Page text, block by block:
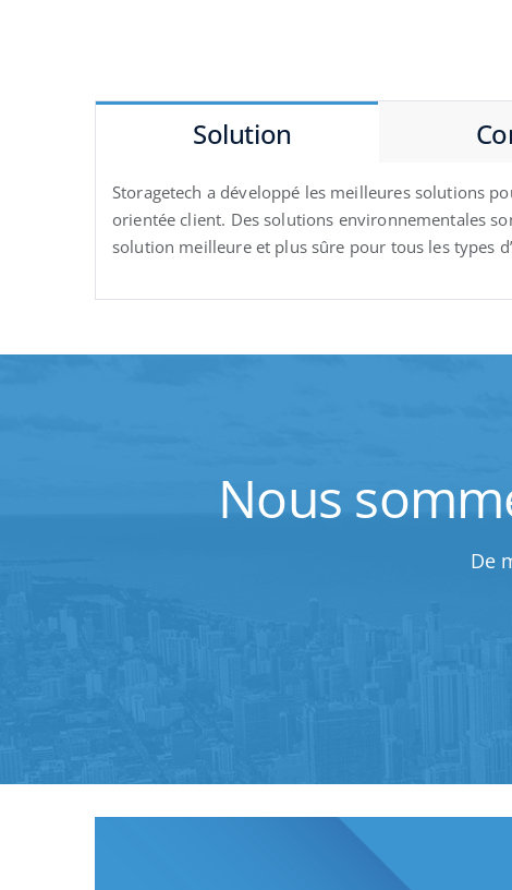
Solution
Storagetech a développé les meilleures solutions
orientée client. Des solutions environnementales
solution meilleure et plus sûre pour tous les types
Nous
De